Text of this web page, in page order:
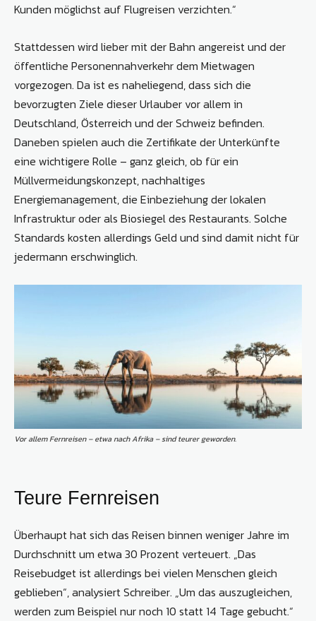
Kunden möglichst auf Flugreisen verzichten.“
Stattdessen wird lieber mit der Bahn angereist und der
öffentliche Personennahverkehr dem Mietwagen
vorgezogen. Da ist es naheliegend, dass sich die
bevorzugten Ziele dieser Urlauber vor allem in
Deutschland, Österreich und der Schweiz befinden.
Daneben spielen auch die Zertifikate der Unterkünfte
eine wichtigere Rolle – ganz gleich, ob für ein
Müllvermeidungskonzept, nachhaltiges
Energiemanagement, die Einbeziehung der lokalen
Infrastruktur oder als Biosiegel des Restaurants. Solche
Standards kosten allerdings Geld und sind damit nicht für
jedermann erschwinglich.
Vor allem Fernreisen – etwa nach Afrika – sind teurer geworden.
Teure Fernreisen
Überhaupt hat sich das Reisen binnen weniger Jahre im
Durchschnitt um etwa 30 Prozent verteuert. „Das
Reisebudget ist allerdings bei vielen Menschen gleich
geblieben“, analysiert Schreiber. „Um das auszugleichen,
werden zum Beispiel nur noch 10 statt 14 Tage gebucht.“